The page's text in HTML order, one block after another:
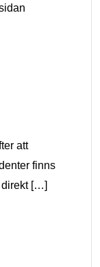
att
finns
direkt […]